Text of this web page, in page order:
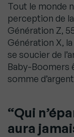
Tout le monde
perception de
Génération Z,
Génération X,
se soucier de
Baby-Boomers
somme
“Qui
aura